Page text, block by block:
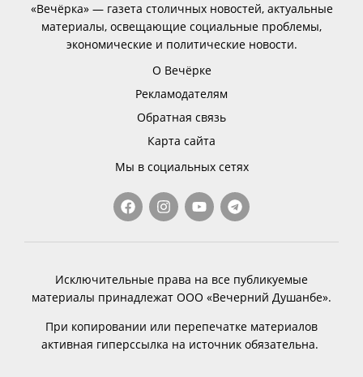
«Вечёрка» — газета столичных новостей, актуальные
материалы, освещающие социальные проблемы,
экономические и политические новости.
О Вечёрке
Рекламодателям
Обратная связь
Карта сайта
Мы в социальных сетях
Исключительные права на все публикуемые
материалы принадлежат ООО «Вечерний Душанбе».
При копировании или перепечатке материалов
активная гиперссылка на источник обязательна.